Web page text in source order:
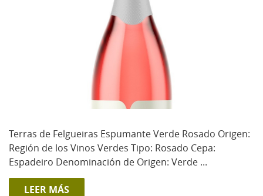
Terras de Felgueiras Espumante Verde Rosado Origen:
Región de los Vinos Verdes Tipo: Rosado Cepa:
Espadeiro Denominación de Origen: Verde ...
LEER MÁS